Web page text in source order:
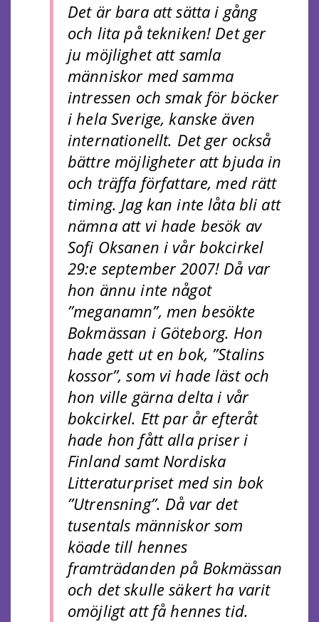
Det är bara att sätta i gång
och lita på tekniken! Det ger
ju möjlighet att samla
människor med samma
intressen och smak för böcker
i hela Sverige, kanske även
internationellt. Det ger också
bättre möjligheter att bjuda in
och träffa författare, med rätt
timing. Jag kan inte låta bli att
nämna att vi hade besök av
Sofi Oksanen i vår bokcirkel
29:e september 2007! Då var
hon ännu inte något
”meganamn”, men besökte
Bokmässan i Göteborg. Hon
hade gett ut en bok, ”Stalins
kossor”, som vi hade läst och
hon ville gärna delta i vår
bokcirkel. Ett par år efteråt
hade hon fått alla priser i
Finland samt Nordiska
Litteraturpriset med sin bok
”Utrensning”. Då var det
tusentals människor som
köade till hennes
framträdanden på Bokmässan
och det skulle säkert ha varit
omöjligt att få hennes tid.